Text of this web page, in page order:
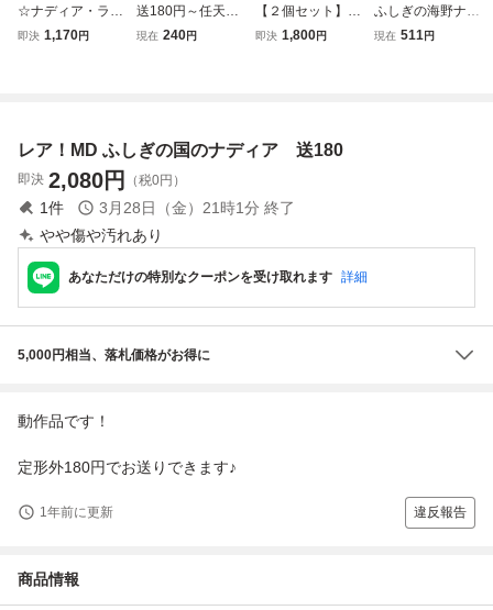
☆ナディア・ラ・
アルウォール：ト
美品☆
即決 1,170円
送180円～任天
堂 純正 ニンテ
作確認済み DSlit
現在 240円
【２個セット】ブ
ラシレスモーター
即決 1,800円
ふしぎの海野ナデ
ィア プチ・コレ
現在 511円
レア！MD ふしぎの国のナディア 送180
即決 2,080円 （税0円）
1件 3月28日（金）21時1分 終了
やや傷や汚れあり
あなただけの特別なクーポンを受け取れます 詳細
5,000円相当、落札価格がお得に
動作品です！
定形外180円でお送りできます♪
1年前に更新 違反報告
商品情報